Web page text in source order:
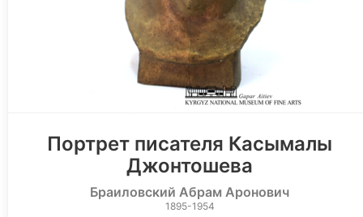
Портрет писателя Касымалы
Джонтошева
Браиловский Абрам Аронович
1895-1954